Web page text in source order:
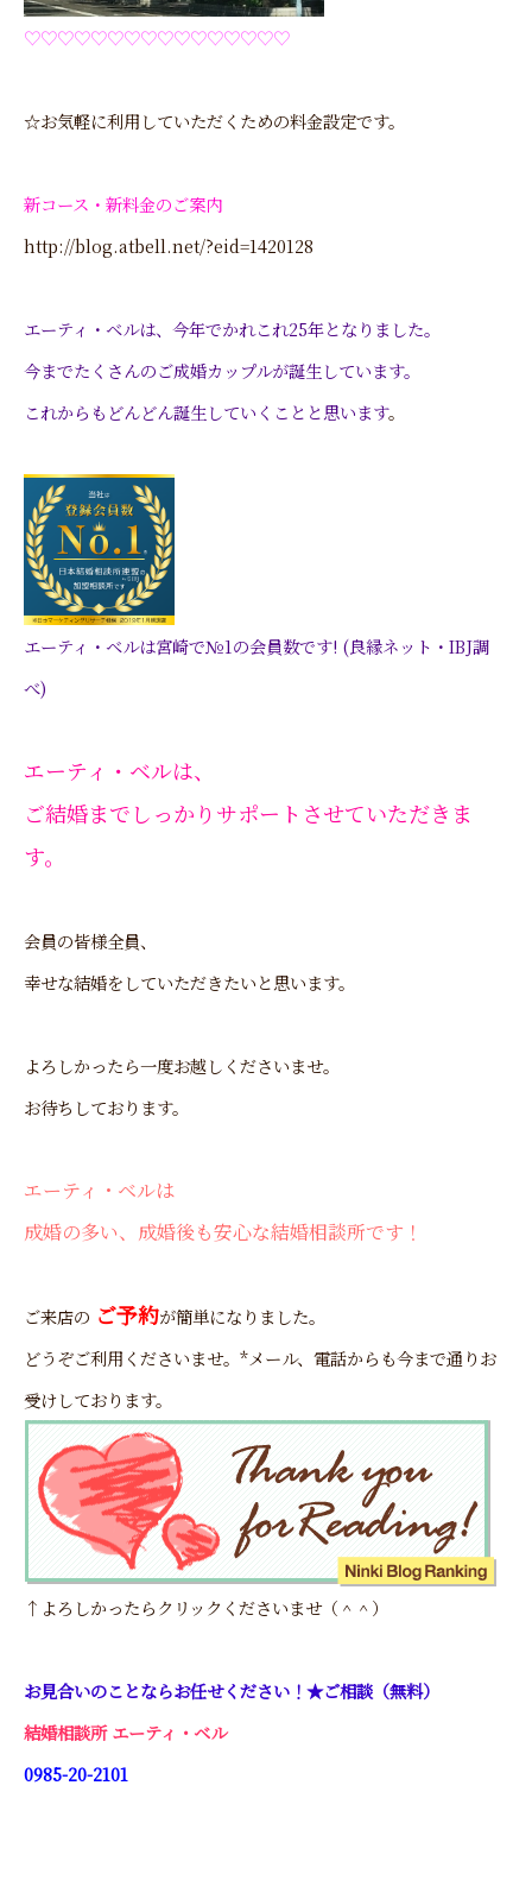
♡♡♡♡♡♡♡♡♡♡♡♡♡♡♡♡
☆お気軽に利用していただくための料金設定です。
新コース・新料金のご案内
http://blog.atbell.net/?eid=1420128
エーティ・ベルは、今年でかれこれ25年となりました。
今までたくさんのご成婚カップルが誕生しています。
これからもどんどん誕生していくことと思います。
エーティ・ベルは宮崎で№1の会員数です! (良縁ネット・IBJ調
べ)
エーティ・ベルは、
ご結婚までしっかりサポートさせていただきま
す。
会員の皆様全員、
幸せな結婚をしていただきたいと思います。
よろしかったら一度お越しくださいませ。
お待ちしております。
エーティ・ベルは
成婚の多い、成婚後も安心な結婚相談所です！
ご来店の ご予約が簡単になりました。
どうぞご利用くださいませ。*メール、電話からも今まで通りお
受けしております。
↑よろしかったらクリックくださいませ（＾＾）
お見合いのことならお任せください！★ご相談（無料）
結婚相談所 エーティ・ベル
0985-20-2101